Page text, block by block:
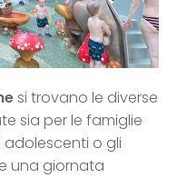
si trovano le diverse
sia per le famiglie
o gli
una giornata